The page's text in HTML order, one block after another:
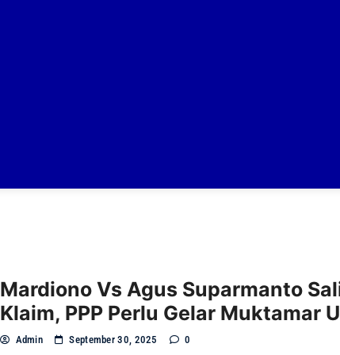
Mardiono Vs Agus Suparmanto
Klaim, PPP Perlu Gelar Muktamar
Admin September 30, 2025 0